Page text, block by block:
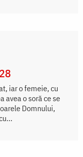
iar o femeie, cu
avea o soră ce se
Domnului,